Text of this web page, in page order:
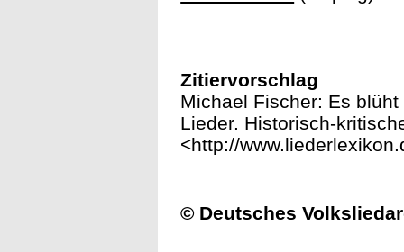
Zitiervorschlag
Michael Fischer: Es
Lieder. Historisch-
<http://
© Deutsches